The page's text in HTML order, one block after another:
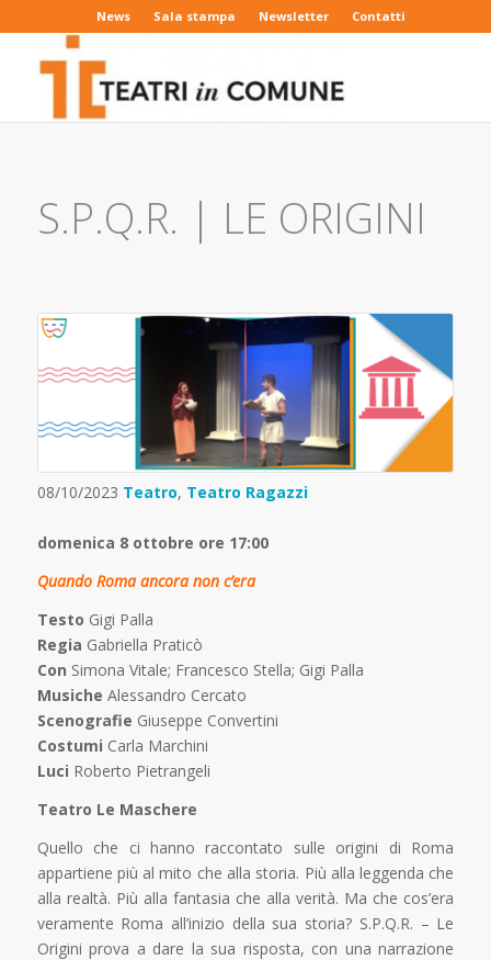
News Sala stampa Newsletter Contatti
S.P.Q.R. | LE ORIGINI
08/10/2023 Teatro, Teatro Ragazzi
domenica 8 ottobre ore 17:00
Quando Roma ancora non c’era
Testo Gigi Palla
Regia Gabriella Praticò
Con Simona Vitale; Francesco Stella; Gigi Palla
Musiche Alessandro Cercato
Scenografie Giuseppe Convertini
Costumi Carla Marchini
Luci Roberto Pietrangeli
Teatro Le Maschere
Quello che ci hanno raccontato sulle origini di Roma
appartiene più al mito che alla storia. Più alla leggenda che
alla realtà. Più alla fantasia che alla verità. Ma che cos’era
veramente Roma all’inizio della sua storia? S.P.Q.R. – Le
Origini prova a dare la sua risposta, con una narrazione